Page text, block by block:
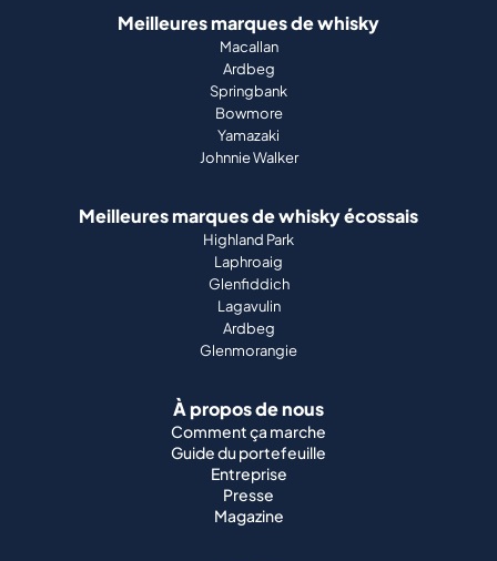
Meilleures marques de whisky
Macallan
Ardbeg
Springbank
Bowmore
Yamazaki
Johnnie Walker
Meilleures marques de whisky écossais
Highland Park
Laphroaig
Glenfiddich
Lagavulin
Ardbeg
Glenmorangie
À propos de nous
Comment ça marche
Guide du portefeuille
Entreprise
Presse
Magazine